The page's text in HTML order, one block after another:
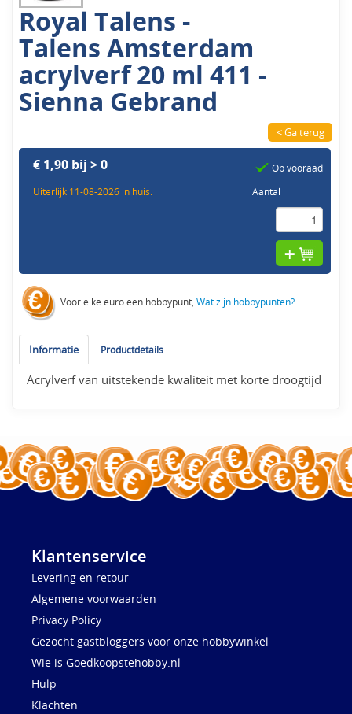
Royal Talens -
Talens Amsterdam
acrylverf 20 ml 411 -
Sienna Gebrand
< Ga terug
€ 1,90 bij > 0
Uiterlijk 11-08-2026 in huis.
Op vooraad
Aantal
Voor elke euro een hobbypunt,Wat zijn hobbypunten?
Informatie Productdetails
Acrylverf van uitstekende kwaliteit met korte droogtijd
Klantenservice
Levering en retour
Algemene voorwaarden
Privacy Policy
Gezocht gastbloggers voor onze hobbywinkel
Wie is Goedkoopstehobby.nl
Hulp
Klachten